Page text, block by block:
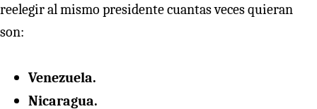
reelegir al mismo presidente cuantas veces quieran
son:
Venezuela.
Nicaragua.